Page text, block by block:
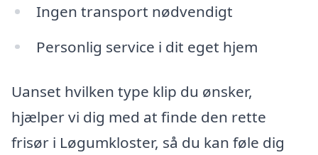
Ingen transport nødvendigt
Personlig service i dit eget hjem
Uanset hvilken type klip du ønsker,
hjælper vi dig med at finde den rette
frisør i Løgumkloster, så du kan føle dig